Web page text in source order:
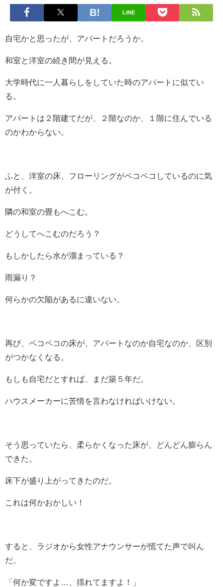
LINE
自宅かと思ったが、アパートだろうか。
和室と洋室の続き間が見える。
大学時代に一人暮らしをしていた時のアパートに似てい
る。
アパートは２階建てだが、２階なのか、１階に住んでいる
のかわからない。
ふと、洋室の床、フローリングがペコペコしているのに気
が付く。
隣の和室の畳もへこむ。
どうしてへこむのだろう？
もしかしたら水が溜まっている？
雨漏り？
何らかの欠陥があるに違いない。
再び、ペコペコの床が、アパートなのか自宅なのか、区別
がつかなくなる。
もしも自宅だとすれば、まだ築５年だ。
ハウスメーカーに苦情を言わなければいけない。
そう思っていたら、柔らかくなった床が、どんどん膨らん
できた。
床下が盛り上がってきたのだ。
これは何かおかしい！
すると、ラジオから女性アナウンサーが慌てた声で叫ん
だ。
「何か変ですよ…、揺れてますよ！」